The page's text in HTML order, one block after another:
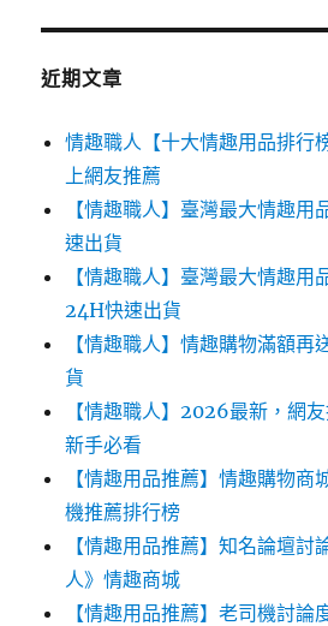
近期文章
情趣職人【十大情趣用品排行
上網友推薦
【情趣職人】臺灣最大情趣
速出貨
【情趣職人】臺灣最大情趣用
24H快速出貨
【情趣職人】情趣購物滿額再
貨
【情趣職人】2026最新，網
新手必看
【情趣用品推薦】情趣購物商
機推薦排行榜
【情趣用品推薦】知名論壇討
人》情趣商城
【情趣用品推薦】老司機討論